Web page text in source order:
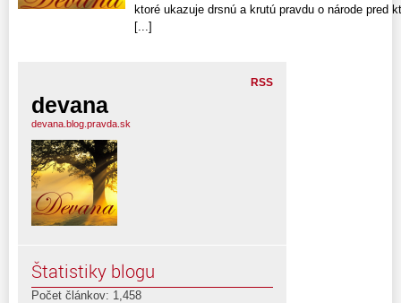
ktoré ukazuje drsnú a krutú pravdu o národe pred
[...]
RSS
devana
devana.blog.pravda.sk
Štatistiky blogu
Počet článkov: 1,458